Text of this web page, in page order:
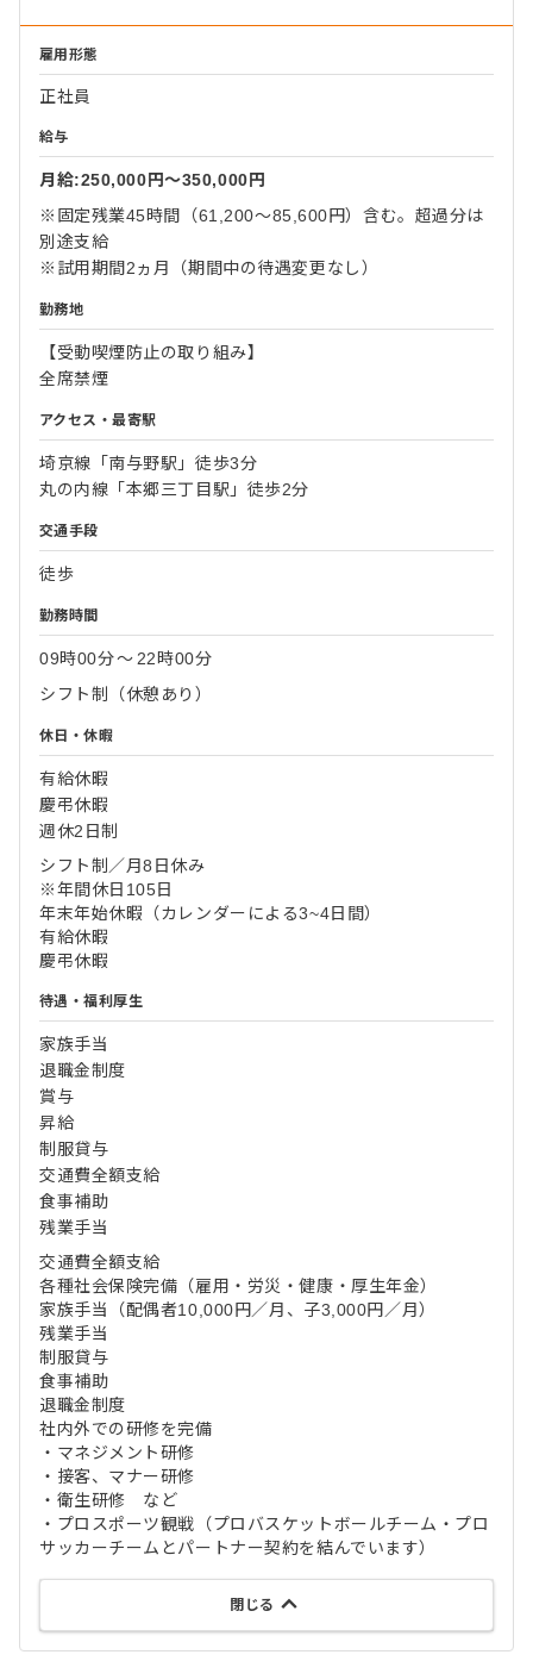
雇用形態
正社員
給与
月給:250,000円〜350,000円
※固定残業45時間（61,200～85,600円）含む。超過分は
別途支給
※試用期間2ヵ月（期間中の待遇変更なし）
勤務地
【受動喫煙防止の取り組み】
全席禁煙
アクセス・最寄駅
埼京線「南与野駅」徒歩3分
丸の内線「本郷三丁目駅」徒歩2分
交通手段
徒歩
勤務時間
09時00分〜 22時00分
シフト制（休憩あり）
休日・休暇
有給休暇
慶弔休暇
週休2日制
シフト制／月8日休み
※年間休日105日
年末年始休暇（カレンダーによる3~4日間）
有給休暇
慶弔休暇
待遇・福利厚生
家族手当
退職金制度
賞与
昇給
制服貸与
交通費全額支給
食事補助
残業手当
交通費全額支給
各種社会保険完備（雇用・労災・健康・厚生年金）
家族手当（配偶者10,000円／月、子3,000円／月）
残業手当
制服貸与
食事補助
退職金制度
社内外での研修を完備
・マネジメント研修
・接客、マナー研修
・衛生研修 など
・プロスポーツ観戦（プロバスケットボールチーム・プロ
サッカーチームとパートナー契約を結んでいます）
閉じる